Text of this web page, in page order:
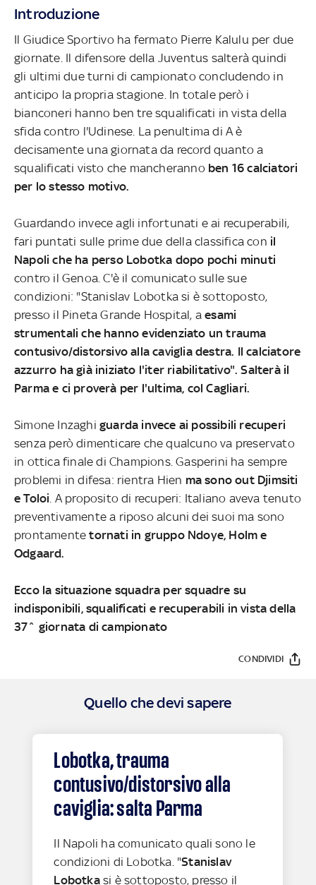
Introduzione
Il Giudice Sportivo ha fermato Pierre Kalulu per due
giornate. Il difensore della Juventus salterà quindi
gli ultimi due turni di campionato concludendo in
anticipo la propria stagione. In totale però i
bianconeri hanno ben tre squalificati in vista della
sfida contro l'Udinese. La penultima di A è
decisamente una giornata da record quanto a
squalificati visto che mancheranno ben 16 calciatori
per lo stesso motivo.
Guardando invece agli infortunati e ai recuperabili,
fari puntati sulle prime due della classifica con il
Napoli che ha perso Lobotka dopo pochi minuti
contro il Genoa. C'è il comunicato sulle sue
condizioni: "Stanislav Lobotka si è sottoposto,
presso il Pineta Grande Hospital, aesami
strumentali che hanno evidenziato un trauma
contusivo/distorsivo alla caviglia destra. Il calciatore
azzurro ha già iniziato l'iter riabilitativo". Salterà il
Parma e ci proverà per l'ultima, col Cagliari.
Simone Inzaghi guarda invece ai possibili recuperi
senza però dimenticare che qualcuno va preservato
in ottica finale di Champions. Gasperini ha sempre
problemi in difesa: rientra Hien ma sono out Djimsiti
e Toloi . A proposito di recuperi: Italiano aveva tenuto
preventivamente a riposo alcuni dei suoi ma sono
prontamente tornati in gruppo Ndoye, Holm e
Odgaard.
Ecco la situazione squadra per squadre su
indisponibili, squalificati e recuperabili in vista della
37^ giornata di campionato
CONDIVIDI
Quello che devi sapere
Lobotka, trauma
contusivo/distorsivo alla
caviglia: salta Parma
Il Napoli ha comunicato quali sono le
condizioni di Lobotka. "Stanislav
Lobotkasi è sottoposto, presso il